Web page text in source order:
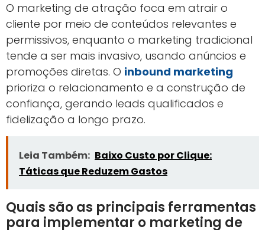
O marketing de atração foca em atrair o
cliente por meio de conteúdos relevantes e
permissivos, enquanto o marketing tradicional
tende a ser mais invasivo, usando anúncios e
promoções diretas. O inbound marketing
prioriza o relacionamento e a construção de
confiança, gerando leads qualificados e
fidelização a longo prazo.
Leia Também: Baixo Custo por Clique:
Táticas que Reduzem Gastos
Quais são as principais ferramentas
para implementar o marketing de